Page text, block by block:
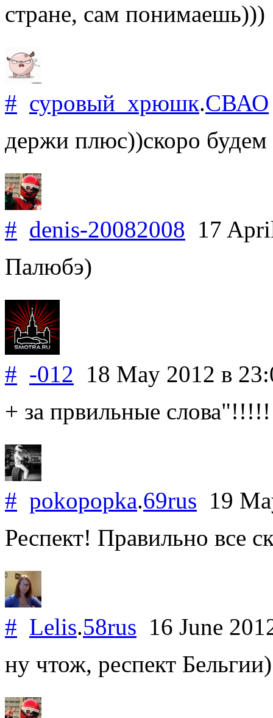
стране, сам понимаешь)))
# суровый_хрюшк.СВАО
держи плюс))скоро
# denis-20082008 17
Палюбэ)
# -012 18 May 2012 в
+ за првильные
# pokopopka.69rus 19
Респект! Правильно все
# Lelis.58rus 16 June
ну чтож, респект Бельгии)